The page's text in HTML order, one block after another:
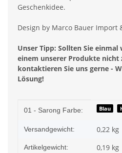
Geschenkidee.
Design by Marco Bauer Import
Unser Tipp: Sollten Sie
einem unserer Produkte nicht
kontaktieren Sie uns gerne -
Lösung!
Produkteigenschaft
Wert
01 - Sarong Farbe: Blau
Versandgewicht: 0,22 kg
Artikelgewicht: 0,19 kg